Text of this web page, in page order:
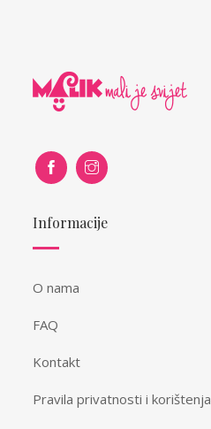
Informacije
O nama
FAQ
Kontakt
Pravila privatnosti i korištenja